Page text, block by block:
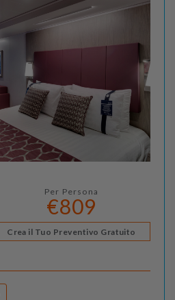
Per Persona
€809
Crea il Tuo Preventivo Gratuito